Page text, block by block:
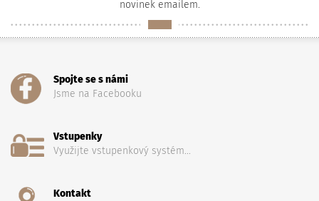
novinek emailem.
Spojte se s námi
Jsme na Facebooku
Vstupenky
Využijte vstupenkový systém...
Kontakt